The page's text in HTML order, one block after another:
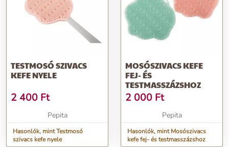
TESTMOSÓ SZIVACS
KEFE NYELE
2 400 Ft
Pepita
Hasonlók, mint Testmosó
szivacs kefe nyele
MOSÓSZIVACS KEFE
FEJ- ÉS
TESTMASSZÁZSHOZ
2 000 Ft
Pepita
Hasonlók, mint Mosószivacs
kefe fej- és testmasszázshoz